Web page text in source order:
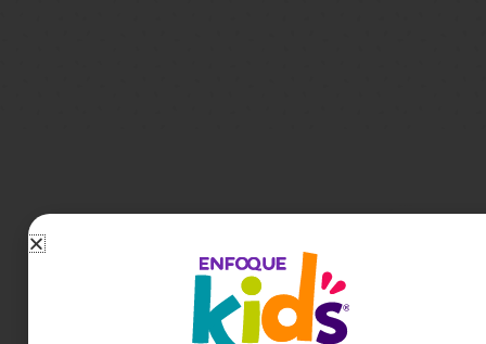
¡Una prédica
que cambió
miles de